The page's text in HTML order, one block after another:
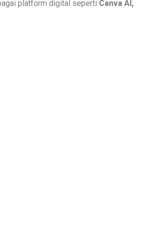
platform digital seperti Canva AI,